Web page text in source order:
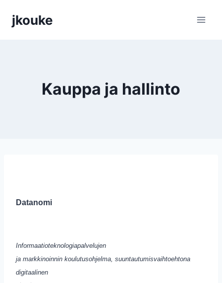
sisältöön
jkouke
Kauppa ja hallinto
Datanomi
Informaatioteknologiapalvelujen
ja markkinoinnin koulutusohjelma, suuntautumisvaihtoehtona
digitaalinen